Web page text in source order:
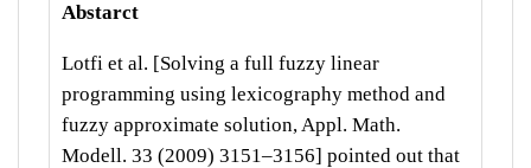
Abstarct
Lotfi et al. [Solving a full fuzzy linear
programming using lexicography method and
fuzzy approximate solution, Appl. Math.
Modell. 33 (2009) 3151–3156] pointed out that